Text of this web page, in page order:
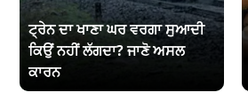
ਟ੍ਰੇਨ ਦਾ ਖਾਣਾ ਘਰ ਵਰਗਾ ਸੁਆਦੀ
ਕਿਉਂ ਨਹੀਂ ਲੱਗਦਾ? ਜਾਣੋ ਅਸਲ
ਕਾਰਨ